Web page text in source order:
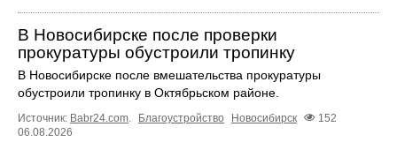
В Новосибирске после проверки
прокуратуры обустроили тропинку
В Новосибирске после вмешательства прокуратуры
обустроили тропинку в Октябрьском районе.
Источник: Babr24.com. Благоустройство Новосибирск
152
06.08.2026